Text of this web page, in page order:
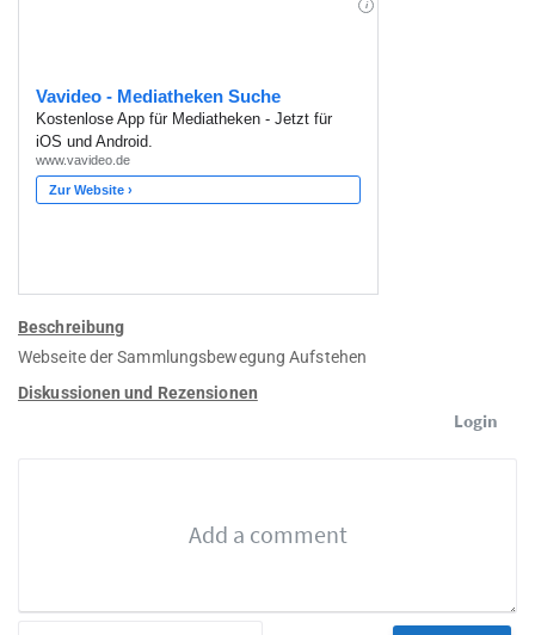
Beschreibung
Webseite der Sammlungsbewegung Aufstehen
Diskussionen und Rezensionen
Login